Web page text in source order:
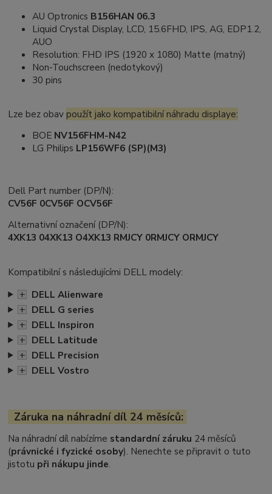
AU Optronics B156HAN 06.3
Liquid Crystal Display, LCD, 15.6FHD, IPS, AG, EDP1.2,
AUO
Resolution: FHD IPS (1920 x 1080) Matte (matný)
Non-Touchscreen (nedotykový)
30 pins
Lze bez obav použít jako kompatibilní náhradu displaye:
BOE NV156FHM-N42
LG Philips LP156WF6 (SP)(M3)
Dell Part number (DP/N):
CV56F 0CV56F OCV56F
Alternativní označení (DP/N):
4XK13 04XK13 O4XK13 RMJCY 0RMJCY ORMJCY
Kompatibilní s následujícími DELL modely:
+ DELL Alienware
+ DELL G series
+ DELL Inspiron
+ DELL Latitude
+ DELL Precision
+ DELL Vostro
Záruka na náhradní díl 24 měsíců:
Na náhradní díl nabízíme standardní záruku 24 měsíců
(právnické i fyzické osoby). Nenechte se připravit o tuto
jistotu při nákupu jinde.